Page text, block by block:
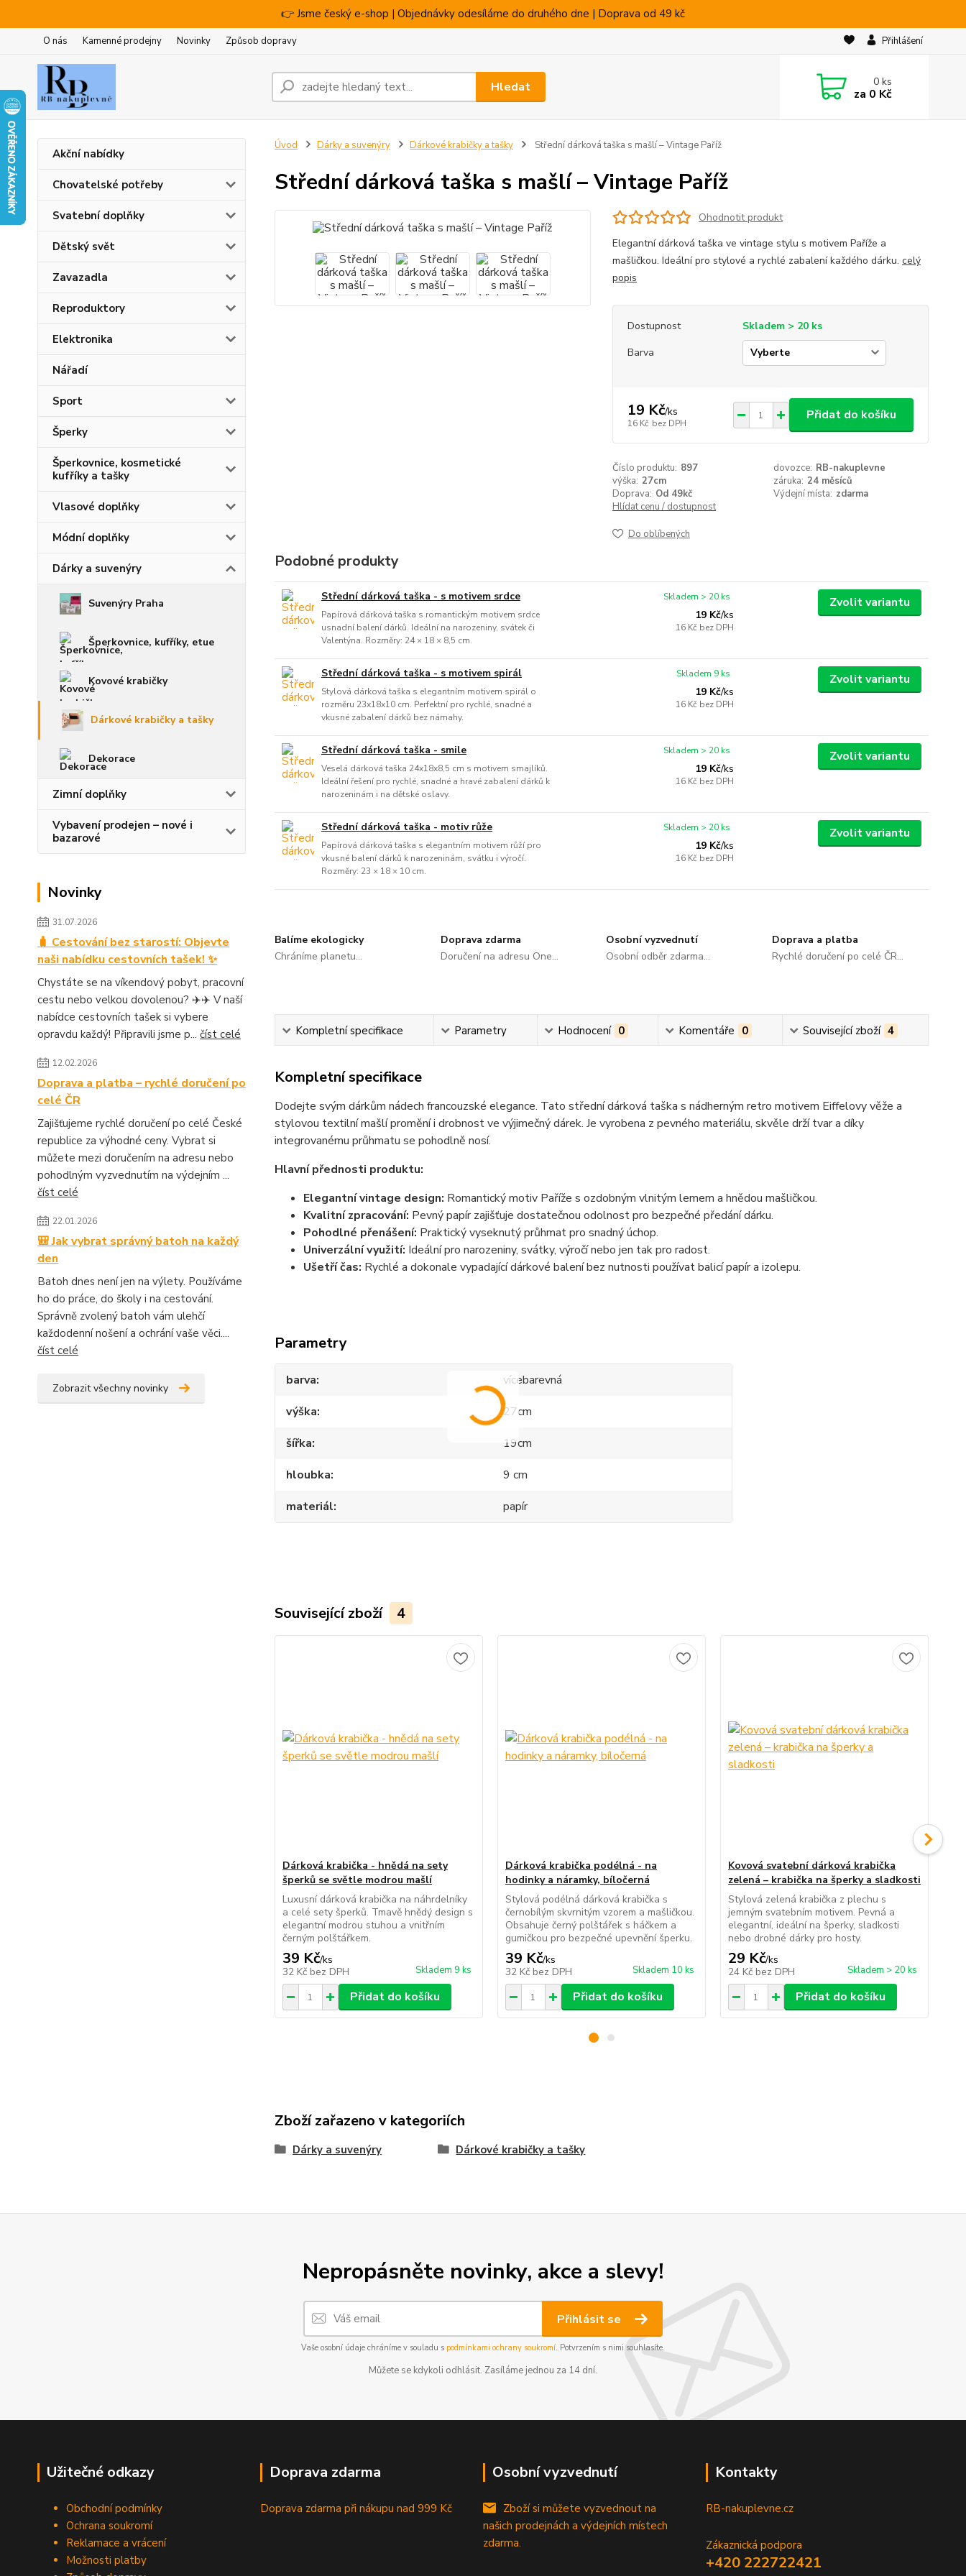
👉 Jsme český e-shop | Objednávky odesíláme do druhého dne | Doprava od 49 kč
O nás Kamenné prodejny Novinky Způsob dopravy Přihlášení
Hledat 0ks
za 0 Kč
Akční nabídky
Chovatelské potřeby
Svatební doplňky
Dětský svět
Zavazadla
Reproduktory
Elektronika
Nářadí
Sport
Šperky
Šperkovnice, kosmetické
kufříky a tašky
Vlasové doplňky
Módní doplňky
Dárky a suvenýry
Suvenýry Praha
Šperkovnice, kufříky, etue
Kovové krabičky
Dárkové krabičky a tašky
Dekorace
Zimní doplňky
Vybavení prodejen – nové i
bazarové
Novinky
31.07.2026
🧳 Cestování bez starostí: Objevte
naši nabídku cestovních tašek! ✨
Chystáte se na víkendový pobyt, pracovní
cestu nebo velkou dovolenou? ✈️✈️ V naší
nabídce cestovních tašek si vybere
opravdu každý! Připravili jsme p... číst celé
12.02.2026
Doprava a platba – rychlé doručení po
celé ČR
Zajišťujeme rychlé doručení po celé České
republice za výhodné ceny. Vybrat si
můžete mezi doručením na adresu nebo
pohodlným vyzvednutím na výdejním ...
číst celé
22.01.2026
🎒 Jak vybrat správný batoh na každý
den
Batoh dnes není jen na výlety. Používáme
ho do práce, do školy i na cestování.
Správně zvolený batoh vám ulehčí
každodenní nošení a ochrání vaše věci....
číst celé
Zobrazit všechny novinky
Úvod Dárky a suvenýry Dárkové krabičky a tašky Střední dárková taška s mašlí – Vintage Paříž
Střední dárková taška s mašlí – Vintage Paříž
Ohodnotit produkt
Elegantní dárková taška ve vintage stylu s motivem Paříže a
mašličkou. Ideální pro stylové a rychlé zabalení každého dárku. celý
popis
Dostupnost
Skladem > 20 ks
Barva
19 Kč/ks
16 Kč bez DPH
Přidat do košíku
Číslo produktu: 897 dovozce: RB-nakuplevne
výška: 27cm záruka: 24 měsíců
Doprava: Od 49kč Výdejní místa: zdarma
Hlídat cenu / dostupnost
Do oblíbených
Podobné produkty
Střední dárková taška - s motivem srdce
Papírová dárková taška s romantickým motivem srdce
usnadní balení dárků. Ideální na narozeniny, svátek či
Valentýna. Rozměry: 24 × 18 × 8,5 cm.
19 Kč/ks
16 Kč bez DPH
Skladem > 20 ks Zvolit variantu
Střední dárková taška - s motivem spirál
Stylová dárková taška s elegantním motivem spirál o
rozměru 23x18x10 cm. Perfektní pro rychlé, snadné a
vkusné zabalení dárků bez námahy.
19 Kč/ks
16 Kč bez DPH
Skladem 9 ks Zvolit variantu
Střední dárková taška - smile
Veselá dárková taška 24x18x8,5 cm s motivem smajlíků.
Ideální řešení pro rychlé, snadné a hravé zabalení dárků k
narozeninám i na dětské oslavy.
19 Kč/ks
16 Kč bez DPH
Skladem > 20 ks Zvolit variantu
Střední dárková taška - motiv růže
Papírová dárková taška s elegantním motivem růží pro
vkusné balení dárků k narozeninám, svátku i výročí.
Rozměry: 23 × 18 × 10 cm.
19 Kč/ks
16 Kč bez DPH
Skladem > 20 ks Zvolit variantu
Balíme ekologicky
Chráníme planetu...
Doprava zdarma
Doručení na adresu One...
Osobní vyzvednutí
Osobní odběr zdarma...
Doprava a platba
Rychlé doručení po celé ČR...
Kompletní specifikace Parametry Hodnocení 0 Komentáře 0 Související zboží 4
Kompletní specifikace
Dodejte svým dárkům nádech francouzské elegance. Tato střední dárková taška s nádherným retro motivem Eiffelovy věže a
stylovou textilní mašlí promění i drobnost ve výjimečný dárek. Je vyrobena z pevného materiálu, skvěle drží tvar a díky
integrovanému průhmatu se pohodlně nosí.
Hlavní přednosti produktu:
Elegantní vintage design: Romantický motiv Paříže s ozdobným vlnitým lemem a hnědou mašličkou.
Kvalitní zpracování: Pevný papír zajišťuje dostatečnou odolnost pro bezpečné předání dárku.
Pohodlné přenášení: Praktický vyseknutý průhmat pro snadný úchop.
Univerzální využití: Ideální pro narozeniny, svátky, výročí nebo jen tak pro radost.
Ušetří čas: Rychlé a dokonale vypadající dárkové balení bez nutnosti používat balicí papír a izolepu.
Parametry
barva
vícebarevná
výška
27cm
šířka
19cm
hloubka
9 cm
materiál
papír
Související zboží 4
Dárková krabička - hnědá na sety
šperků se světle modrou mašlí
Luxusní dárková krabička na náhrdelníky
a celé sety šperků. Tmavě hnědý design s
elegantní modrou stuhou a vnitřním
černým polštářkem.
39 Kč/ks
32 Kč bez DPH Skladem 9 ks
Přidat do košíku
Dárková krabička podélná - na
hodinky a náramky, bíločerná
Stylová podélná dárková krabička s
černobílým skvrnitým vzorem a mašličkou.
Obsahuje černý polštářek s háčkem a
gumičkou pro bezpečné upevnění šperku.
39 Kč/ks
32 Kč bez DPH Skladem 10 ks
Přidat do košíku
Kovová svatební dárková krabička
zelená – krabička na šperky a sladkosti
Stylová zelená krabička z plechu s
jemným svatebním motivem. Pevná a
elegantní, ideální na šperky, sladkosti
nebo drobné dárky pro hosty.
29 Kč/ks
24 Kč bez DPH Skladem > 20 ks
Přidat do košíku
Zboží zařazeno v kategoriích
Dárky a suvenýry Dárkové krabičky a tašky
Nepropásněte novinky, akce a slevy!
Přihlásit se
Vaše osobní údaje chráníme v souladu s podmínkami ochrany soukromí. Potvrzením s nimi souhlasíte.
Můžete se kdykoli odhlásit. Zasíláme jednou za 14 dní.
Užitečné odkazy
Obchodní podmínky
Ochrana soukromí
Reklamace a vrácení
Možnosti platby
Doprava zdarma
Doprava zdarma při nákupu nad 999 Kč
Osobní vyzvednutí
Zboží si můžete vyzvednout na
našich prodejnách a výdejních místech
zdarma.
Kontakty
RB-nakuplevne.cz
Zákaznická podpora
+420 222722421